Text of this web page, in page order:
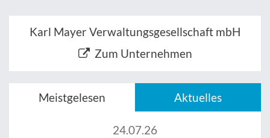
Karl Mayer Verwaltungsgesellschaft mbH
Zum Unternehmen
Meistgelesen Aktuelles
24.07.26